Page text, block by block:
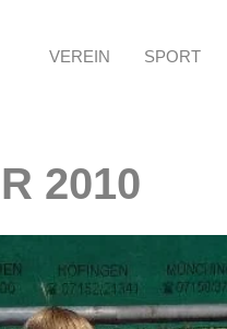
VEREIN SPORT
2010